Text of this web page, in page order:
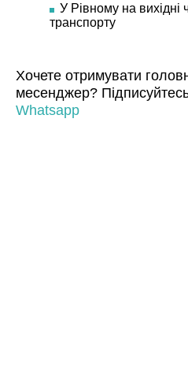
У Рівному на вихідні
транспорту
Хочете отримувати
месенджер?
Whatsapp